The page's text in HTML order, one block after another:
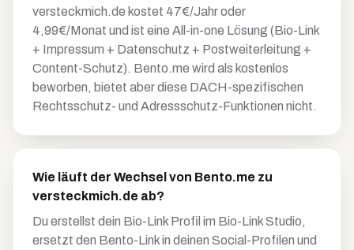
versteckmich.de kostet 47€/Jahr oder
4,99€/Monat und ist eine All-in-one Lösung (Bio-Link
+ Impressum + Datenschutz + Postweiterleitung +
Content-Schutz). Bento.me wird als kostenlos
beworben, bietet aber diese DACH-spezifischen
Rechtsschutz- und Adressschutz-Funktionen nicht.
Wie läuft der Wechsel von Bento.me zu
versteckmich.de ab?
Du erstellst dein Bio-Link Profil im Bio-Link Studio,
ersetzt den Bento-Link in deinen Social-Profilen und